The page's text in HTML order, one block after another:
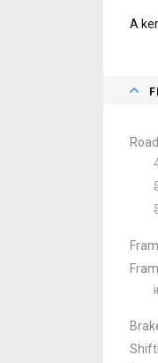
A